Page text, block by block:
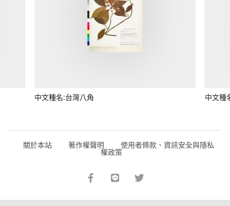
中文種名:台灣八角 中文種
關於本站 著作權聲明 使用者條款、資訊安全與隱私
權政策